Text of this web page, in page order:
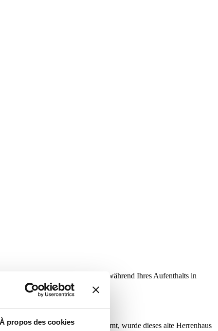
À propos des cookies
Ihnen einen Moment der Flucht während Ihres Aufenthalts in
der Innenstadt von Poitevin entfernt, wurde dieses alte Herrenhaus